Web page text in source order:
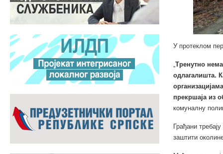
У протеклом
Тренутно
одлагалишта.
прекршаја из
комуналну
Грађани
заштити